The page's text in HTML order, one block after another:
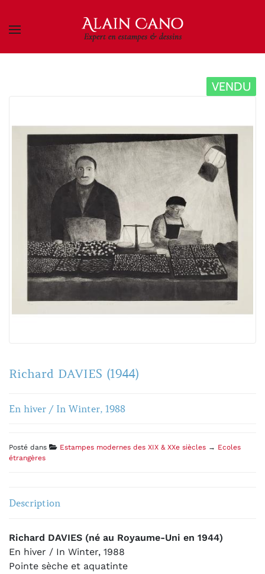
Skip to main content
VENDU
Richard DAVIES (1944)
En hiver / In Winter, 1988
Posté dans Estampes modernes des XIX & XXe siècles → Ecoles
étrangères
Description
Richard DAVIES (né au Royaume-Uni en 1944)
En hiver / In Winter, 1988
Pointe sèche et aquatinte